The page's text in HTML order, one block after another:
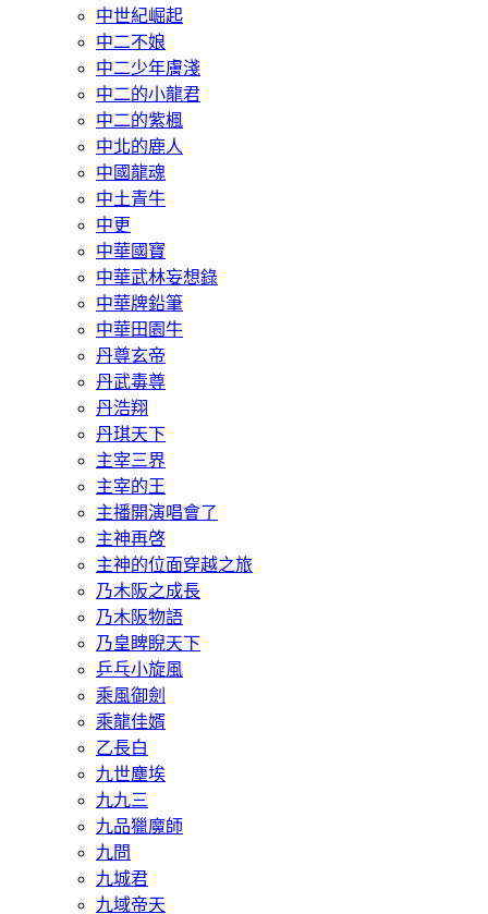
中世紀崛起
中二不娘
中二少年膚淺
中二的小龍君
中二的紫楓
中北的鹿人
中國龍魂
中土青牛
中更
中華國寶
中華武林妄想錄
中華牌鉛筆
中華田園牛
丹尊玄帝
丹武毒尊
丹浩翔
丹琪天下
主宰三界
主宰的王
主播開演唱會了
主神再啓
主神的位面穿越之旅
乃木阪之成長
乃木阪物語
乃皇睥睨天下
乒乓小旋風
乘風御劍
乘龍佳婿
乙長白
九世塵埃
九九三
九品獵魔師
九問
九城君
九域帝天